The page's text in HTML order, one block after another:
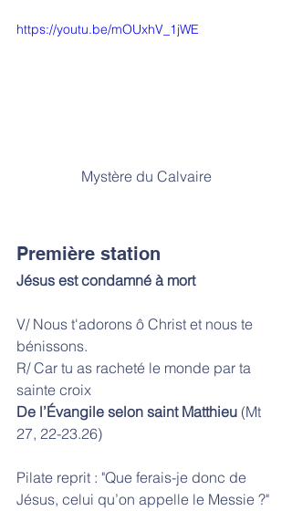
https://youtu.be/mOUxhV_1jWE
Mystère du Calvaire
Première station
Jésus est condamné à mort
V/ Nous t'adorons ô Christ et nous te
bénissons.
R/ Car tu as racheté le monde par ta
sainte croix
De l’Évangile selon saint Matthieu (Mt
27, 22-23.26)
Pilate reprit : "Que ferais-je donc de
Jésus, celui qu’on appelle le Messie ?"